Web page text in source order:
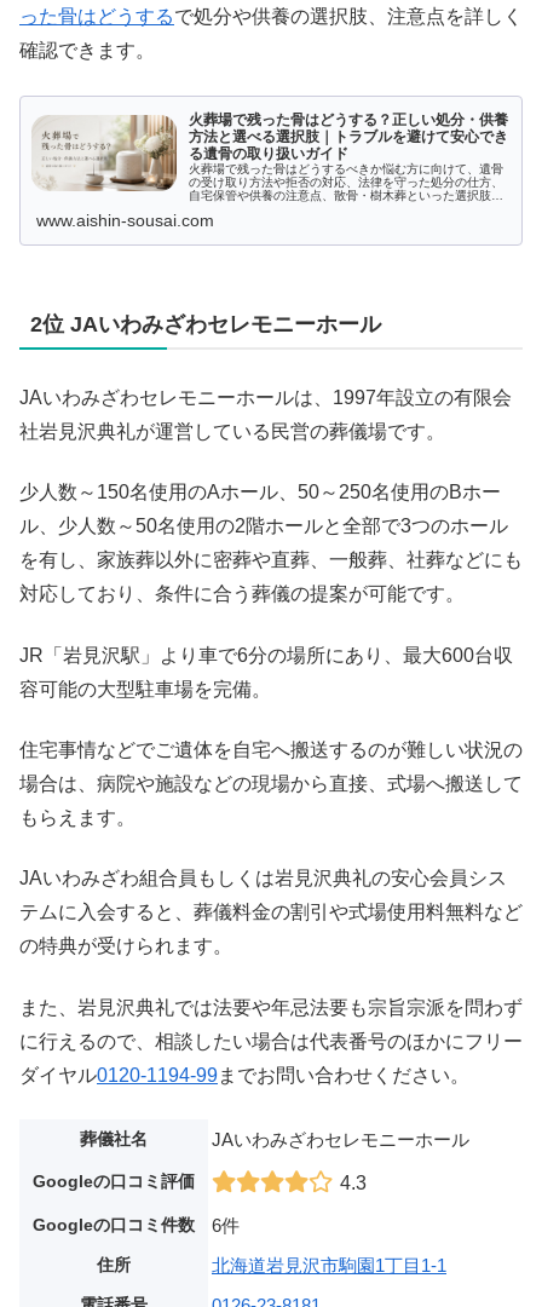
った骨はどうするで処分や供養の選択肢、注意点を詳しく
確認できます。
火葬場で残った骨はどうする？正しい処分・供養
方法と選べる選択肢｜トラブルを避けて安心でき
る遺骨の取り扱いガイド
火葬場で残った骨はどうするべきか悩む方に向けて、遺骨
の受け取り方法や拒否の対応、法律を守った処分の仕方、
自宅保管や供養の注意点、散骨・樹木葬といった選択肢ま
しょう。
www.aishin-sousai.com
2位 JAいわみざわセレモニーホール
JAいわみざわセレモニーホールは、1997年設立の有限会
社岩見沢典礼が運営している民営の葬儀場です。
少人数～150名使用のAホール、50～250名使用のBホー
ル、少人数～50名使用の2階ホールと全部で3つのホール
を有し、家族葬以外に密葬や直葬、一般葬、社葬などにも
対応しており、条件に合う葬儀の提案が可能です。
JR「岩見沢駅」より車で6分の場所にあり、最大600台収
容可能の大型駐車場を完備。
住宅事情などでご遺体を自宅へ搬送するのが難しい状況の
場合は、病院や施設などの現場から直接、式場へ搬送して
もらえます。
JAいわみざわ組合員もしくは岩見沢典礼の安心会員シス
テムに入会すると、葬儀料金の割引や式場使用料無料など
の特典が受けられます。
また、岩見沢典礼では法要や年忌法要も宗旨宗派を問わず
に行えるので、相談したい場合は代表番号のほかにフリー
ダイヤル0120-1194-99までお問い合わせください。
葬儀社名 JAいわみざわセレモニーホール
Googleの口コミ評価 4.3
Googleの口コミ件数 6件
住所 北海道岩見沢市駒園1丁目1-1